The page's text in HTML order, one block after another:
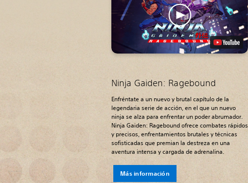
Ninja Gaiden: Ragebound
Enfréntate a un nuevo y brutal capítulo de la
legendaria serie de acción, en el que un nuevo
ninja se alza para enfrentar un poder abrumador.
Ninja Gaiden: Ragebound ofrece combates rápidos
y precisos, enfrentamientos brutales y técnicas
sofisticadas que premian la destreza en una
aventura intensa y cargada de adrenalina.
Más información